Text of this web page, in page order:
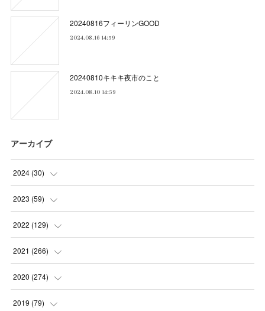
20240816フィーリンGOOD
2024.08.16 14:59
20240810キキキ夜市のこと
2024.08.10 14:59
アーカイブ
2024 (30)
(5
(4)
(5)
(1)
2023 (59)
(4)
(2)
(8)
(9
2022 (129)
(5)
(7)
(11
2021 (266)
(23
(22 )
2020 (274)
(21 )
2019 (79)